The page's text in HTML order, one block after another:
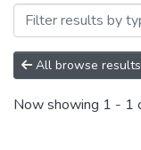
Browsing
All browse results
Now showing 1 - 1